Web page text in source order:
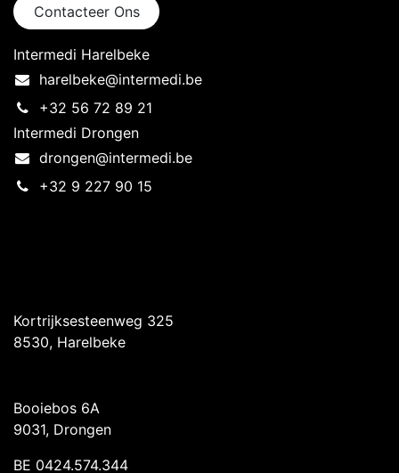
Contacteer Ons
Intermedi Harelbeke
harelbeke@intermedi.be
+32 56 72 89 21
Intermedi Drongen
drongen@intermedi.be
+32 9 227 90 15
Kortrijksesteenweg 325
8530, Harelbeke
Booiebos 6A
9031, Drongen
BE 0424.574.344